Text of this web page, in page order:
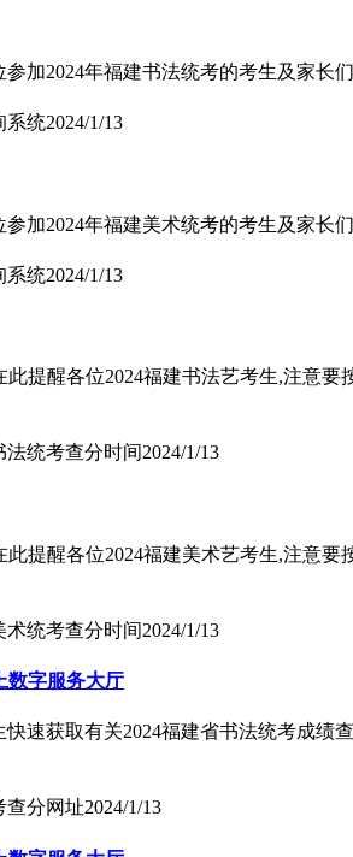
加2024年福建书法统考的考生及家长
系统2024/1/13
加2024年福建美术统考的考生及家长
系统2024/1/13
提醒各位2024福建书法艺考生,注意
法统考查分时间2024/1/13
提醒各位2024福建美术艺考生,注意
术统考查分时间2024/1/13
数字服务大厅
速获取有关2024福建省书法统考成
查分网址2024/1/13